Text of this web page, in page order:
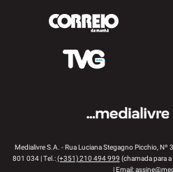
Medialivre S.A. - Rua Luciana Stegagno Picchio, Nº
801 034 | Tel.:(+351) 210 494 999 (chamada para
| Email: